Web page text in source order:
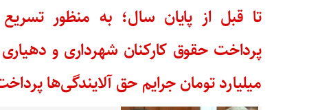
تا قبل از پایان سال؛ به منظور
میلیارد تومان جرایم حق آلایندگی‌ها